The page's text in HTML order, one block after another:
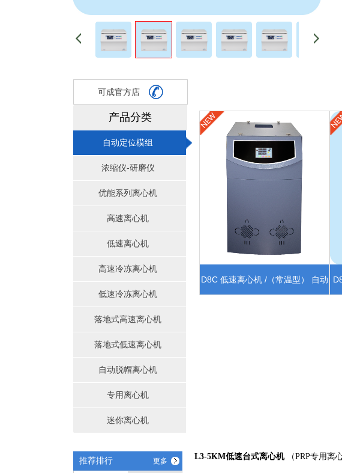
可成官方店
产品分类
自动定位模组
浓缩仪-研磨仪
优能系列离心机
高速离心机
低速离心机
高速冷冻离心机
低速冷冻离心机
落地式高速离心机
落地式低速离心机
自动脱帽离心机
专用离心机
迷你离心机
D8C 低速离心机 /（常温型） 自动
推荐排行
更多
L3-5KM低速台式离心机 （PRP专用离